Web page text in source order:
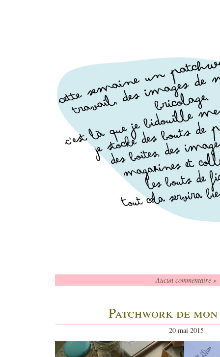
Aucun commentaire »
Patchwork de
20 mai 2015